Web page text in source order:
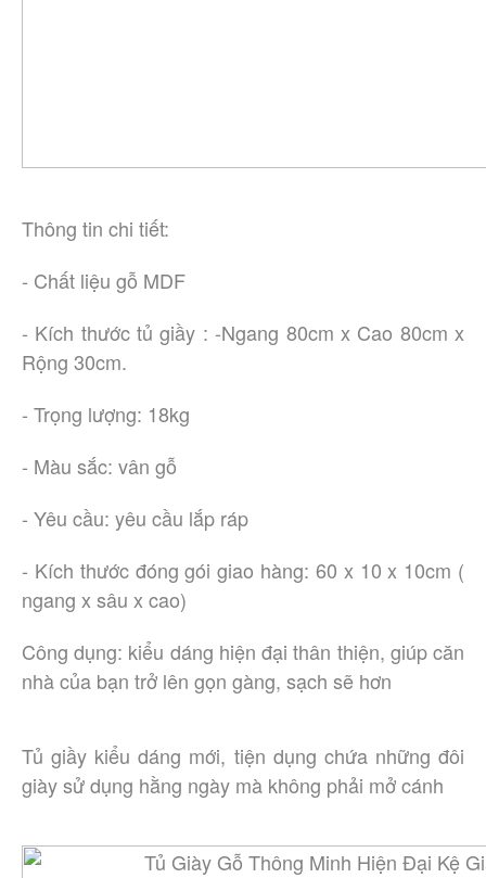
Thông tin chi tiết:
- Chất liệu gỗ MDF
- Kích thước tủ giầy : -Ngang 80cm x Cao 80cm x
Rộng 30cm.
- Trọng lượng: 18kg
- Màu sắc: vân gỗ
- Yêu cầu: yêu cầu lắp ráp
- Kích thước đóng gói giao hàng: 60 x 10 x 10cm (
ngang x sâu x cao)
Công dụng: kiểu dáng hiện đại thân thiện, giúp căn
nhà của bạn trở lên gọn gàng, sạch sẽ hơn
Tủ giầy kiểu dáng mới, tiện dụng chứa những đôi
giày sử dụng hằng ngày mà không phải mở cánh